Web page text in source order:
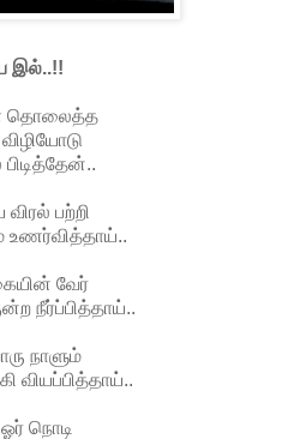
இல்..!!
தொலைத்த
பற்றி
வேர்
நீர்ப்பித்தாய்..
நாளும்
வியப்பித்தாய்..
நொடி